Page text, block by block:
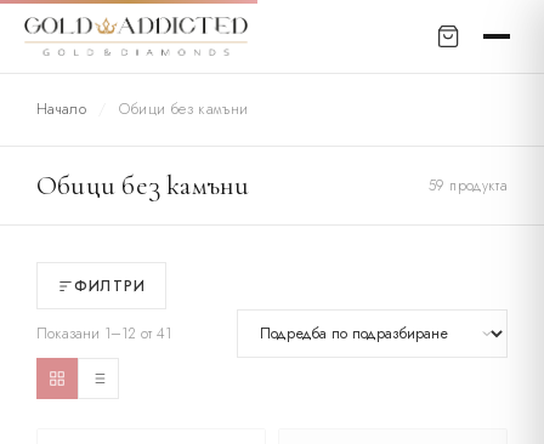
Начало Обици без камъни
Обици без камъни 59 продукта
ФИЛТРИ
Показани 1–12 от 41